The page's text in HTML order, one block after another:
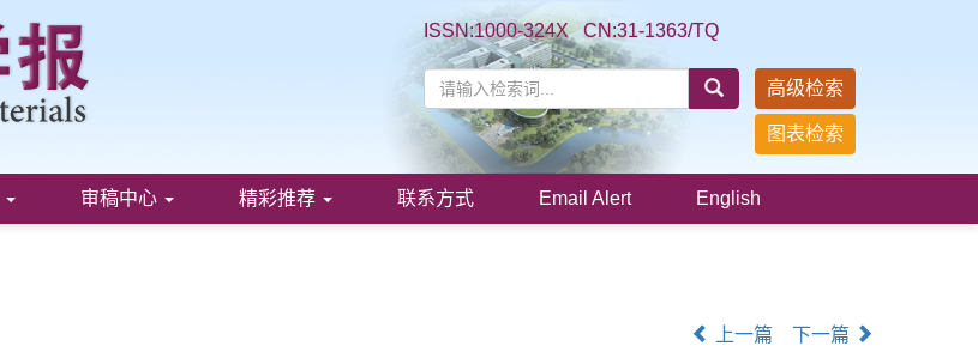
ISSN:1000-324X CN:31-1363/TQ
高级检索
图表检索
审稿中心 精彩推荐 联系方式 Email Alert English
上一篇 下一篇